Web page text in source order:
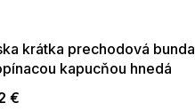
krátka prechodová bunda
kapucňou hnedá
€